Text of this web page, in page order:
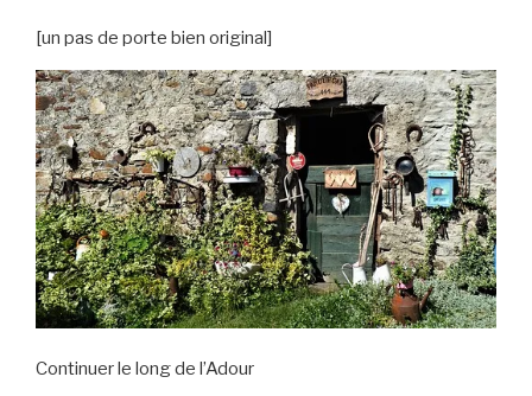
[un pas de porte bien original]
Continuer le long de l’Adour